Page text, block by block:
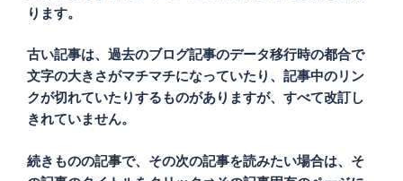
ります。
古い記事は、過去のブログ記事のデータ移行時の都合で
文字の大きさがマチマチになっていたり、記事中のリン
クが切れていたりするものがありますが、すべて改訂し
きれていません。
続きものの記事で、その次の記事を読みたい場合は、そ